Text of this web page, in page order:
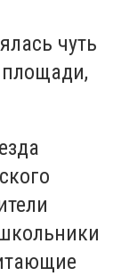
чуть
площади,